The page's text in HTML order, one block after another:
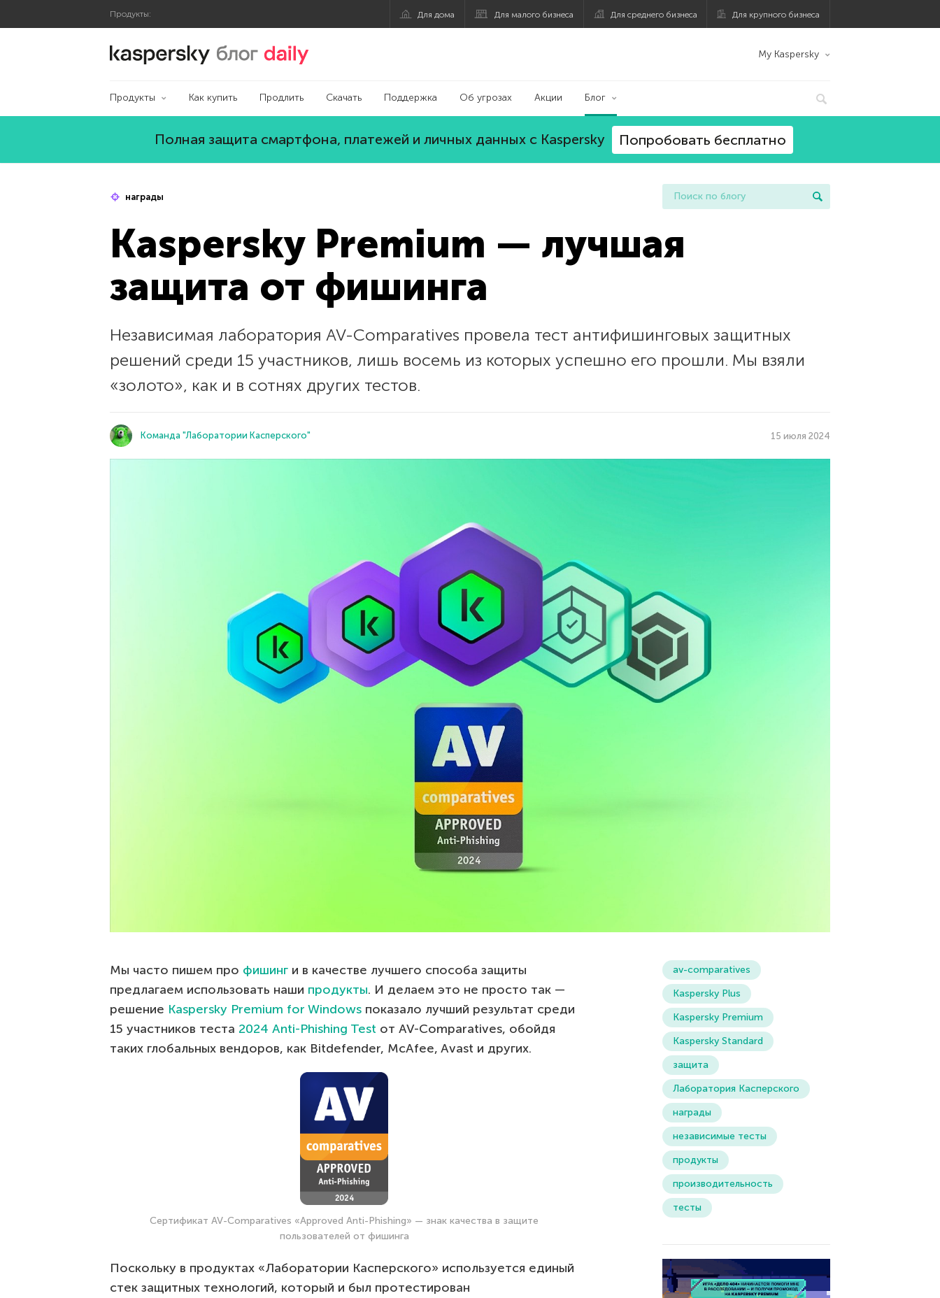
Продукты: Для дома Для малого бизнеса Для среднего бизнеса Для крупного бизнеса
Блог Касперского My Kaspersky
Продукты Как купить Продлить Скачать Поддержка Об угрозах Акции Блог
Полная защита смартфона, платежей и личных данных с Kaspersky Попробовать бесплатно
награды
Kaspersky Premium — лучшая
защита от фишинга
Независимая лаборатория AV-Comparatives провела тест антифишинговых защитных
решений среди 15 участников, лишь восемь из которых успешно его прошли. Мы взяли
«золото», как и в сотнях других тестов.
Команда "Лаборатории Касперского" 15 июля 2024
Мы часто пишем про фишинг и в качестве лучшего способа защиты
предлагаем использовать наши продукты. И делаем это не просто так —
решение Kaspersky Premium for Windows показало лучший результат среди
15 участников теста 2024 Anti-Phishing Test от AV-Comparatives, обойдя
таких глобальных вендоров, как Bitdefender, McAfee, Avast и других.
Сертификат AV-Comparatives «Approved Anti-Phishing» — знак качества в защите
пользователей от фишинга
Поскольку в продуктах «Лаборатории Касперского» используется единый
стек защитных технологий, который и был протестирован
av-comparatives
Kaspersky Plus
Kaspersky Premium
Kaspersky Standard
защита
Лаборатория Касперского
награды
независимые тесты
продукты
производительность
тесты